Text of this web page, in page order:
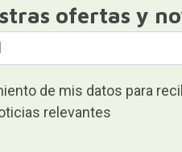
ofertas y
de mis datos para
relevantes